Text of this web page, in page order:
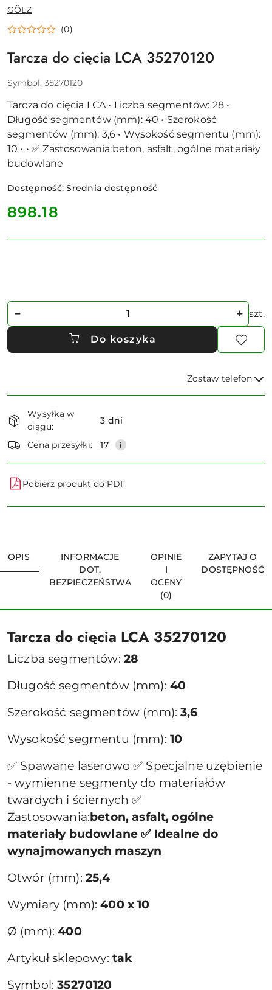
NAZWA
PRODUCENTA:
GÖLZ
(0)
Tarcza do cięcia LCA 35270120
Symbol: 35270120
Tarcza do cięcia LCA • Liczba segmentów: 28 •
Długość segmentów (mm): 40 • Szerokość
segmentów (mm): 3,6 • Wysokość segmentu (mm):
10 • • ✅ Zastosowania:beton, asfalt, ogólne materiały
budowlane
Dostępność:Średnia dostępność
cena:
898.18
Ilość szt.
Do koszyka
Zostaw telefon
i
dostawa
Wysyłka w
ciągu:
3 dni
Cena przesyłki: 17
Pobierz produkt do PDF
OPIS
INFORMACJE
DOT.
BEZPIECZEŃSTWA
OPINIE
I
OCENY
(0)
ZAPYTAJ O
DOSTĘPNOŚĆ
Tarcza do cięcia LCA 35270120
Liczba segmentów: 28
Długość segmentów (mm): 40
Szerokość segmentów (mm):3,6
Wysokość segmentu (mm): 10
✅ Spawane laserowo ✅ Specjalne uzębienie
- wymienne segmenty do materiałów
twardych i ściernych ✅
Zastosowania:beton, asfalt, ogólne
materiały budowlane ✅ Idealne do
wynajmowanych maszyn
Otwór (mm): 25,4
Wymiary (mm):400 x 10
Ø (mm):400
Artykuł sklepowy: tak
Symbol:35270120